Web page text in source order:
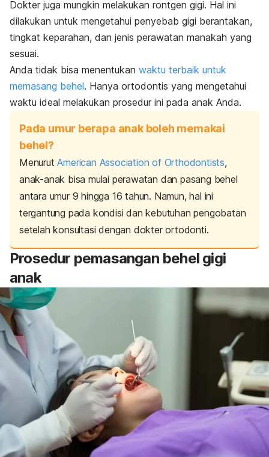
Dokter juga mungkin melakukan rontgen gigi. Hal ini
dilakukan untuk mengetahui penyebab gigi berantakan,
tingkat keparahan, dan jenis perawatan manakah yang
sesuai.
Anda tidak bisa menentukan waktu terbaik untuk
memasang behel. Hanya ortodontis yang mengetahui
waktu ideal melakukan prosedur ini pada anak Anda.
Pada umur berapa anak boleh memakai
behel?
Menurut American Association of Orthodontists,
anak-anak bisa mulai perawatan dan pasang behel
antara umur 9 hingga 16 tahun. Namun, hal ini
tergantung pada kondisi dan kebutuhan pengobatan
setelah konsultasi dengan dokter ortodonti.
Prosedur pemasangan behel gigi
anak